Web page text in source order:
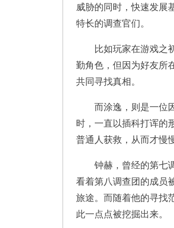
威胁的同时，快速发展
特长的调查官们。
比如玩家在游戏之初
勤角色，但因为好友所
共同寻找真相。
而涂逸，则是一位因
时，一直以插科打诨的
普通人获救，从而才慢
钟赫，曾经的第七调
看着第八调查团的成员
旅途。而随着他的寻找
此一点点被挖掘出来。